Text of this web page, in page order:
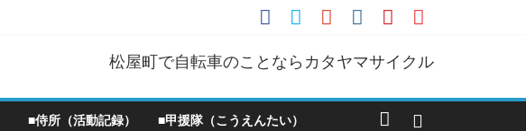
松屋町で自転車のことならカタヤマサイクル
■侍所（活動記録） ■甲援隊（こうえんたい）